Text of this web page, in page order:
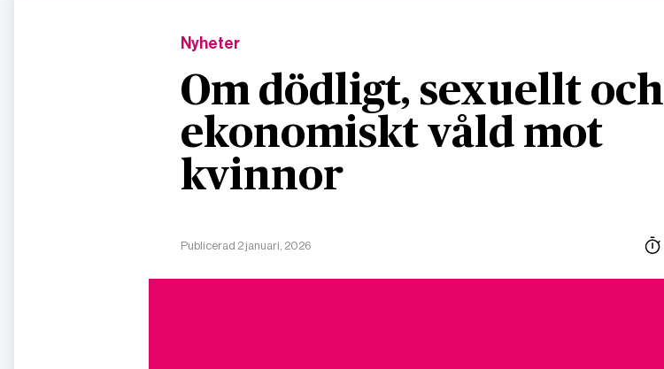
Nyheter
Om dödligt, sexuellt och
ekonomiskt våld mot
kvinnor
Publicerad 2 januari, 2026